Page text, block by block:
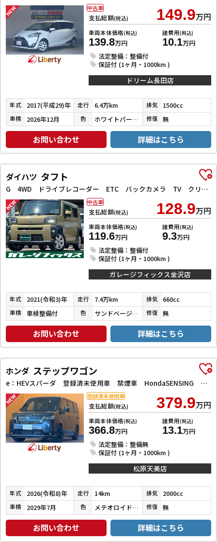
支払総額(税込) 149.9万円
車両本体価格(税込)
139.8万円
諸費用(税込)
10.1万円
法定整備：整備付
保証付 (1ヶ月・1000km )
中古車
ドリーム長田店
年式 2017(平成29)年 走行 6.4万km 排気 1500cc
車検 2026年12月 色 ホワイトパールクリスタルシャイン 修復 無
お問い合わせ 詳細はこちら
ダイハツ タフト
G 4WD ドライブレコーダー ETC バックカメラ TV クリアランスソナー レーンアシスト 衝突被害軽減システム オートライト LEDヘッドランプ ヘッドライトウォッシャー スマートキー
支払総額(税込) 128.9万円
車両本体価格(税込)
119.6万円
諸費用(税込)
9.3万円
法定整備：整備付
保証付 (1ヶ月・1000km )
中古車
ガレージフィックス金沢店
年式 2021(令和3)年 走行 7.4万km 排気 660cc
車検 車検整備付 色 サンドベージュメタリック 修復 無
お問い合わせ 詳細はこちら
ホンダ ステップワゴン
e：HEVスパーダ 登録済未使用車 禁煙車 HondaSENSING 両側自動ドア アダプティブクルーズコントロール 電子パーキング パワーバックドア アダプティブクルーズコントロール ブラインドスポットモニター
支払総額(税込) 379.9万円
車両本体価格(税込)
366.8万円
諸費用(税込)
13.1万円
法定整備：整備無
保証付 (1ヶ月・1000km )
登録済未使用車
松原天美店
年式 2026(令和8)年 走行 14km 排気 2000cc
車検 2029年7月 色 メテオロイドグレーメタリック 修復 無
お問い合わせ 詳細はこちら